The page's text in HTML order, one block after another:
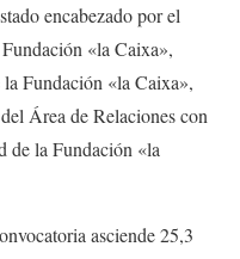
encabezado por el
«la Caixa»,
Fundación «la Caixa»,
Área de Relaciones con
de la Fundación «la
asciende 25,3